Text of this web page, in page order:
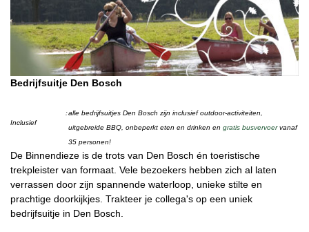
Bedrijfsuitje Den Bosch
Inclusief
:alle bedrijfsuitjes Den Bosch zijn inclusief outdoor-activiteiten,
uitgebreide BBQ, onbeperkt eten en drinken en gratis busvervoervanaf
35 personen!
De Binnendieze is de trots van Den Bosch én toeristische
trekpleister van formaat. Vele bezoekers hebben zich al laten
verrassen door zijn spannende waterloop, unieke stilte en
prachtige doorkijkjes. Trakteer je collega's op een uniek
bedrijfsuitje in Den Bosch.